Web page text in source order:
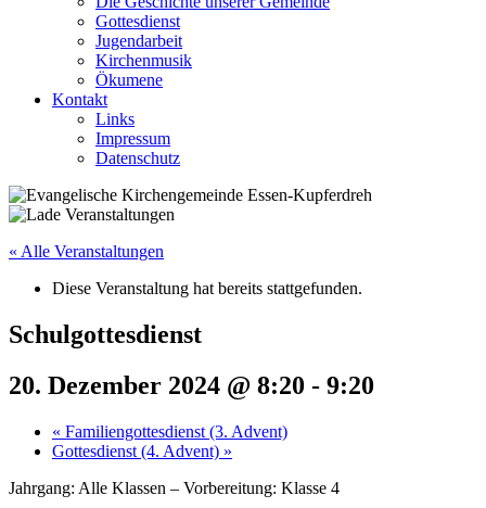
Gottesdienst
Jugendarbeit
Kirchenmusik
Ökumene
Kontakt
Links
Impressum
Datenschutz
« Alle Veranstaltungen
Diese Veranstaltung hat bereits stattgefunden.
Schulgottesdienst
20. Dezember 2024 @ 8:20 - 9:20
« Familiengottesdienst (3. Advent)
Gottesdienst (4. Advent) »
Jahrgang: Alle Klassen – Vorbereitung: Klasse 4